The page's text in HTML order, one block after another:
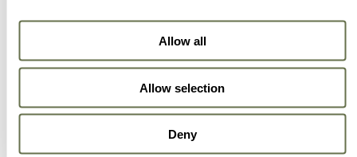
Allow all
Allow selection
Deny